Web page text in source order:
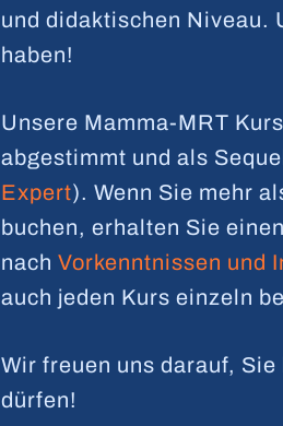
und didaktischen Niveau.
haben!
Unsere Mamma-MRT
abgestimmt und als
Expert). Wenn Sie mehr
buchen, erhalten Sie einen
nach Vorkenntnissen und
auch jeden Kurs einzeln
Wir freuen uns darauf,
dürfen!